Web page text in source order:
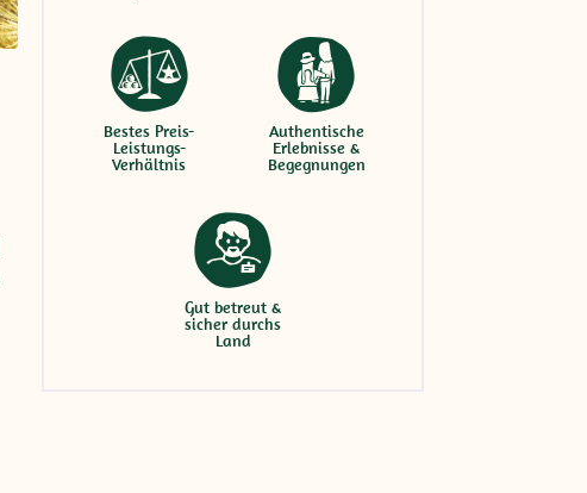
Bestes Preis-
Leistungs-
Verhältnis
Authentische
Erlebnisse &
Begegnungen
Gut betreut &
sicher durchs
Land